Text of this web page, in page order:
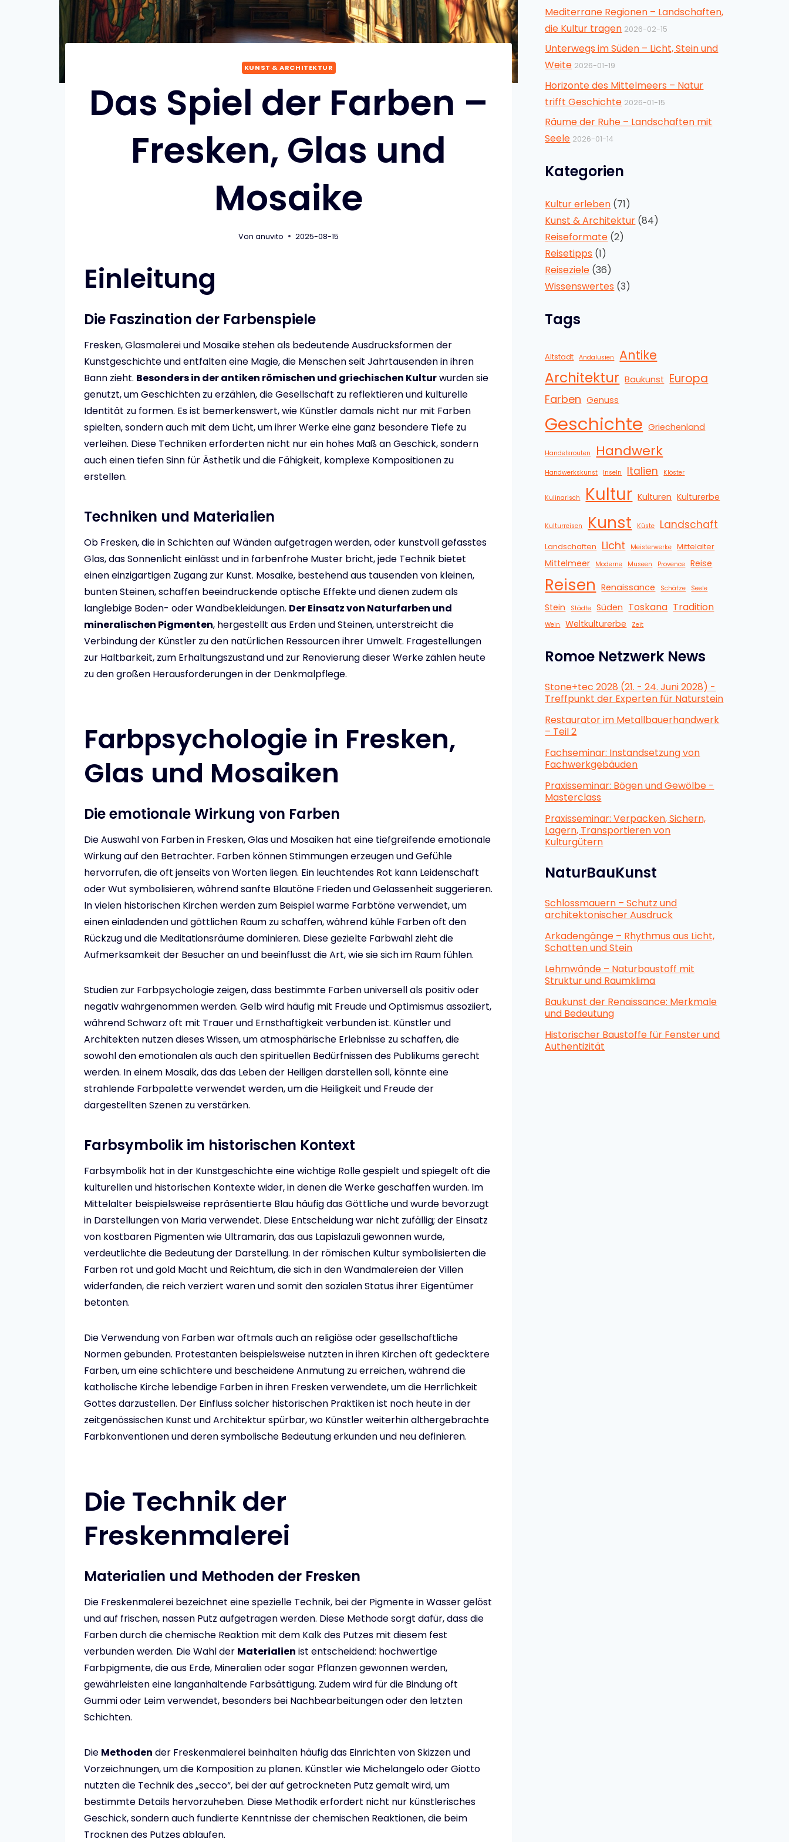
KUNST & ARCHITEKTUR
Das Spiel der Farben –
Fresken, Glas und
Mosaike
Von anuvito 2025-08-15
Einleitung
Die Faszination der Farbenspiele
Fresken, Glasmalerei und Mosaike stehen als bedeutende Ausdrucksformen der
Kunstgeschichte und entfalten eine Magie, die Menschen seit Jahrtausenden in ihren
Bann zieht. Besonders in der antiken römischen und griechischen Kulturwurden sie
genutzt, um Geschichten zu erzählen, die Gesellschaft zu reflektieren und kulturelle
Identität zu formen. Es ist bemerkenswert, wie Künstler damals nicht nur mit Farben
spielten, sondern auch mit dem Licht, um ihrer Werke eine ganz besondere Tiefe zu
verleihen. Diese Techniken erforderten nicht nur ein hohes Maß an Geschick, sondern
auch einen tiefen Sinn für Ästhetik und die Fähigkeit, komplexe Kompositionen zu
erstellen.
Techniken und Materialien
Ob Fresken, die in Schichten auf Wänden aufgetragen werden, oder kunstvoll gefasstes
Glas, das Sonnenlicht einlässt und in farbenfrohe Muster bricht, jede Technik bietet
einen einzigartigen Zugang zur Kunst. Mosaike, bestehend aus tausenden von kleinen,
bunten Steinen, schaffen beeindruckende optische Effekte und dienen zudem als
langlebige Boden- oder Wandbekleidungen. Der Einsatz von Naturfarben und
mineralischen Pigmenten, hergestellt aus Erden und Steinen, unterstreicht die
Verbindung der Künstler zu den natürlichen Ressourcen ihrer Umwelt. Fragestellungen
zur Haltbarkeit, zum Erhaltungszustand und zur Renovierung dieser Werke zählen heute
zu den großen Herausforderungen in der Denkmalpflege.
Farbpsychologie in Fresken,
Glas und Mosaiken
Die emotionale Wirkung von Farben
Die Auswahl von Farben in Fresken, Glas und Mosaiken hat eine tiefgreifende emotionale
Wirkung auf den Betrachter. Farben können Stimmungen erzeugen und Gefühle
hervorrufen, die oft jenseits von Worten liegen. Ein leuchtendes Rot kann Leidenschaft
oder Wut symbolisieren, während sanfte Blautöne Frieden und Gelassenheit suggerieren.
In vielen historischen Kirchen werden zum Beispiel warme Farbtöne verwendet, um
einen einladenden und göttlichen Raum zu schaffen, während kühle Farben oft den
Rückzug und die Meditationsräume dominieren. Diese gezielte Farbwahl zieht die
Aufmerksamkeit der Besucher an und beeinflusst die Art, wie sie sich im Raum fühlen.
Studien zur Farbpsychologie zeigen, dass bestimmte Farben universell als positiv oder
negativ wahrgenommen werden. Gelb wird häufig mit Freude und Optimismus assoziiert,
während Schwarz oft mit Trauer und Ernsthaftigkeit verbunden ist. Künstler und
Architekten nutzen dieses Wissen, um atmosphärische Erlebnisse zu schaffen, die
sowohl den emotionalen als auch den spirituellen Bedürfnissen des Publikums gerecht
werden. In einem Mosaik, das das Leben der Heiligen darstellen soll, könnte eine
strahlende Farbpalette verwendet werden, um die Heiligkeit und Freude der
dargestellten Szenen zu verstärken.
Farbsymbolik im historischen Kontext
Farbsymbolik hat in der Kunstgeschichte eine wichtige Rolle gespielt und spiegelt oft die
kulturellen und historischen Kontexte wider, in denen die Werke geschaffen wurden. Im
Mittelalter beispielsweise repräsentierte Blau häufig das Göttliche und wurde bevorzugt
in Darstellungen von Maria verwendet. Diese Entscheidung war nicht zufällig; der Einsatz
von kostbaren Pigmenten wie Ultramarin, das aus Lapislazuli gewonnen wurde,
verdeutlichte die Bedeutung der Darstellung. In der römischen Kultur symbolisierten die
Farben rot und gold Macht und Reichtum, die sich in den Wandmalereien der Villen
widerfanden, die reich verziert waren und somit den sozialen Status ihrer Eigentümer
betonten.
Die Verwendung von Farben war oftmals auch an religiöse oder gesellschaftliche
Normen gebunden. Protestanten beispielsweise nutzten in ihren Kirchen oft gedecktere
Farben, um eine schlichtere und bescheidene Anmutung zu erreichen, während die
katholische Kirche lebendige Farben in ihren Fresken verwendete, um die Herrlichkeit
Gottes darzustellen. Der Einfluss solcher historischen Praktiken ist noch heute in der
zeitgenössischen Kunst und Architektur spürbar, wo Künstler weiterhin althergebrachte
Farbkonventionen und deren symbolische Bedeutung erkunden und neu definieren.
Die Technik der
Freskenmalerei
Materialien und Methoden der Fresken
Die Freskenmalerei bezeichnet eine spezielle Technik, bei der Pigmente in Wasser gelöst
und auf frischen, nassen Putz aufgetragen werden. Diese Methode sorgt dafür, dass die
Farben durch die chemische Reaktion mit dem Kalk des Putzes mit diesem fest
verbunden werden. Die Wahl der Materialien ist entscheidend: hochwertige
Farbpigmente, die aus Erde, Mineralien oder sogar Pflanzen gewonnen werden,
gewährleisten eine langanhaltende Farbsättigung. Zudem wird für die Bindung oft
Gummi oder Leim verwendet, besonders bei Nachbearbeitungen oder den letzten
Schichten.
Die Methoden der Freskenmalerei beinhalten häufig das Einrichten von Skizzen und
Vorzeichnungen, um die Komposition zu planen. Künstler wie Michelangelo oder Giotto
nutzten die Technik des „secco“, bei der auf getrockneten Putz gemalt wird, um
bestimmte Details hervorzuheben. Diese Methodik erfordert nicht nur künstlerisches
Geschick, sondern auch fundierte Kenntnisse der chemischen Reaktionen, die beim
Trocknen des Putzes ablaufen.
Mediterrane Regionen – Landschaften,
die Kultur tragen 2026-02-15
Unterwegs im Süden – Licht, Stein und
Weite 2026-01-19
Horizonte des Mittelmeers – Natur
trifft Geschichte 2026-01-15
Räume der Ruhe – Landschaften mit
Seele 2026-01-14
Kategorien
Kultur erleben (71)
Kunst & Architektur (84)
Reiseformate (2)
Reisetipps (1)
Reiseziele (36)
Wissenswertes (3)
Tags
Altstadt Andalusien Antike
Architektur Baukunst Europa
Farben Genuss
Geschichte Griechenland
Handelsrouten Handwerk
Handwerkskunst Inseln Italien Klöster
Kulinarisch Kultur Kulturen Kulturerbe
Kulturreisen Kunst Küste Landschaft
Landschaften Licht Meisterwerke Mittelalter
Mittelmeer Moderne Museen Provence Reise
Reisen Renaissance Schätze Seele
Stein Städte Süden Toskana Tradition
Wein Weltkulturerbe Zeit
Romoe Netzwerk News
Stone+tec 2028 (21. - 24. Juni 2028) -
Treffpunkt der Experten für Naturstein
Restaurator im Metallbauerhandwerk
– Teil 2
Fachseminar: Instandsetzung von
Fachwerkgebäuden
Praxisseminar: Bögen und Gewölbe -
Masterclass
Praxisseminar: Verpacken, Sichern,
Lagern, Transportieren von
Kulturgütern
NaturBauKunst
Schlossmauern – Schutz und
architektonischer Ausdruck
Arkadengänge – Rhythmus aus Licht,
Schatten und Stein
Lehmwände – Naturbaustoff mit
Struktur und Raumklima
Baukunst der Renaissance: Merkmale
und Bedeutung
Historischer Baustoffe für Fenster und
Authentizität